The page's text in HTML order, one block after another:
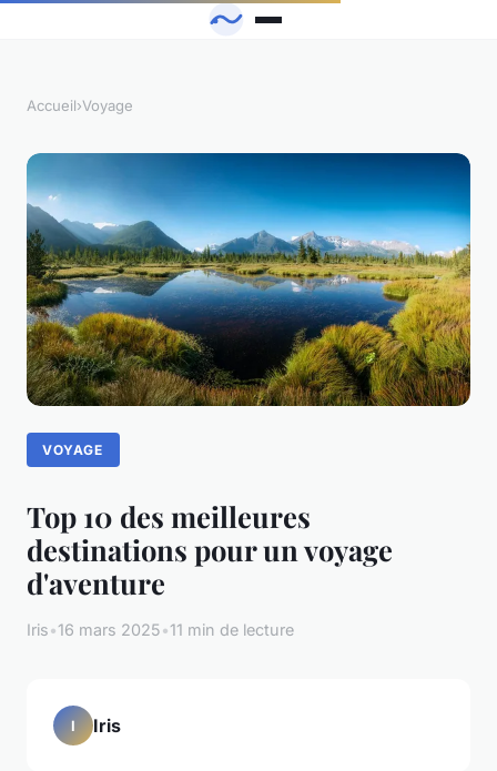
Accueil›Voyage
VOYAGE
Top 10 des meilleures
destinations pour un voyage
d'aventure
Iris•16 mars 2025•11 min de lecture
I Iris